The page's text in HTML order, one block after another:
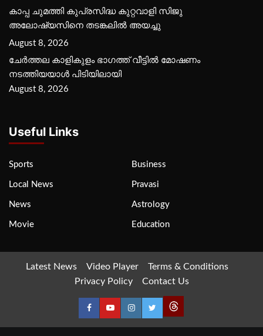
കാപ്പ ചുമത്തി കുപ്രസിദ്ധ കുറ്റവാളി സിജു
അലോഷ്യസിനെ തടങ്കലിൽ അയച്ചു
August 8, 2026
ചേർത്തല കാളികുളം ഭാഗത്ത് വീട്ടിൽ മോഷണം
നടത്തിയയാൾ പിടിയിലായി
August 8, 2026
Useful Links
Sports Business
Local News Pravasi
News Astrology
Movie Education
Latest News Video Player
Terms & Conditions
Privacy Policy
Contact Us